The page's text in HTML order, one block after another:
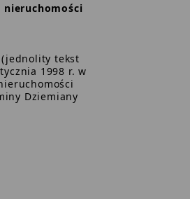
nieruchomości
(jednolity tekst
1998 r. w
Dziemiany